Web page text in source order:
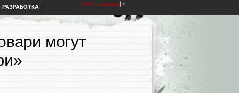
РАЗРАБОТКА Select Language ▼
могут